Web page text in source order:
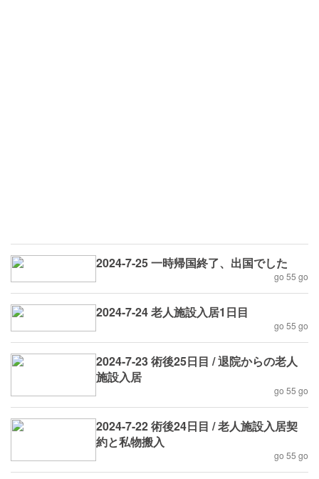
2024-7-25 一時帰国終了、出国でした
go 55 go
2024-7-24 老人施設入居1日目
go 55 go
2024-7-23 術後25日目 / 退院からの老人
施設入居
go 55 go
2024-7-22 術後24日目 / 老人施設入居契
約と私物搬入
go 55 go